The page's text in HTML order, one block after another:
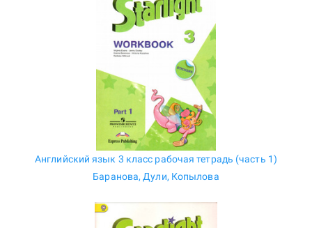
Английский язык 3 класс рабочая тетрадь (часть 1)
Баранова, Дули, Копылова